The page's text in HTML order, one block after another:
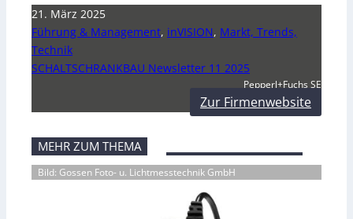
21. März 2025
Führung & Management, inVISION, Markt, Trends,
Technik
SCHALTSCHRANKBAU Newsletter 11 2025
Pepperl+Fuchs SE
Zur Firmenwebsite
MEHR ZUM THEMA
Bild: Gossen Foto- u. Lichtmesstechnik GmbH